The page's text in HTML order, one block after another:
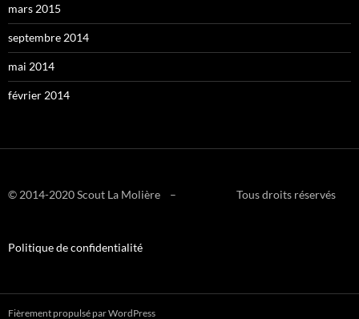
mars 2015
septembre 2014
mai 2014
février 2014
© 2014-2020 Scout La Molière – Tous droits réservés
Politique de confidentialité
Fièrement propulsé par WordPress